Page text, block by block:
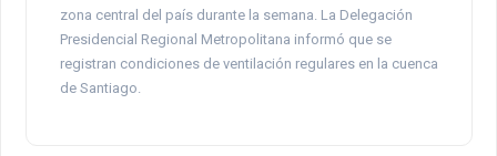
zona central del país durante la semana. La Delegación
Presidencial Regional Metropolitana informó que se
registran condiciones de ventilación regulares en la cuenca
de Santiago.